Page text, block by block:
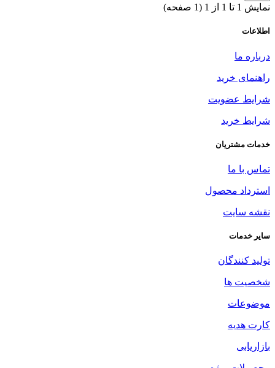
نمایش 1 تا 1 از 1 (1 صفحه)
اطلاعات
درباره ما
راهنمای خرید
شرایط عضویت
شرایط خرید
خدمات مشتریان
تماس با ما
استرداد محصول
نقشه سایت
سایر خدمات
تولید کنندگان
شخصیت ها
موضوعات
کارت هدیه
بازاریابی